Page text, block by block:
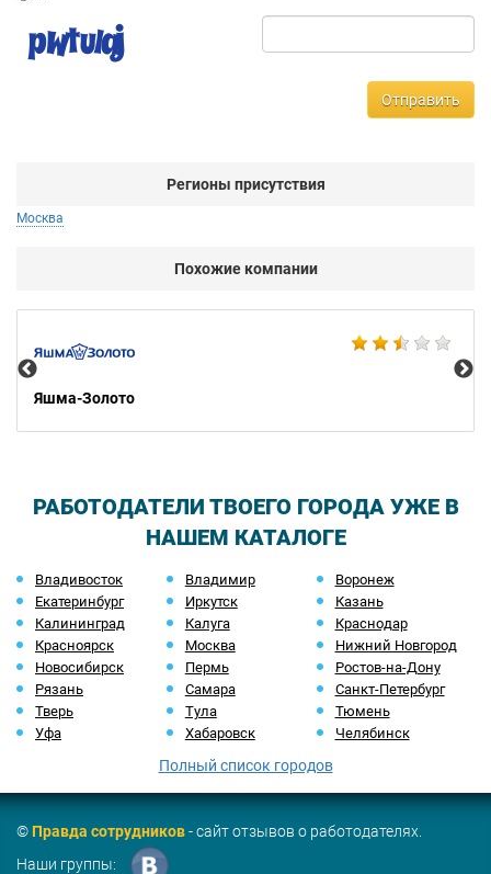
Отправить
Регионы присутствия
Москва
Похожие компании
Яшма-Золото
РАБОТОДАТЕЛИ ТВОЕГО ГОРОДА УЖЕ В
НАШЕМ КАТАЛОГЕ
Владивосток Владимир
Воронеж
Екатеринбург
Иркутск
Казань
Калининград
Калуга
Краснодар
Красноярск
Москва
Нижний Новгород
Новосибирск
Пермь
Ростов-на-Дону
Рязань
Самара
Санкт-Петербург
Тверь
Тула
Тюмень
Уфа
Хабаровск Челябинск
Полный список городов
©Правда сотрудников- сайт отзывов о работодателях.
Наши группы: